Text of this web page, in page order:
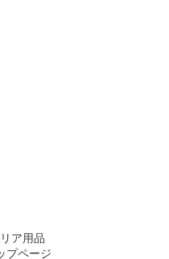
ア用品
プページ